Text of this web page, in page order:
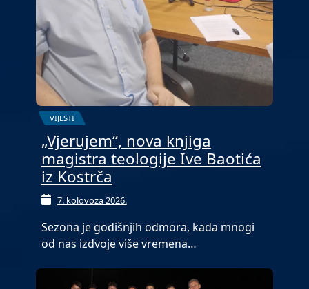
VIJESTI
„Vjerujem“, nova knjiga
magistra teologije Ive Baotića
iz Kostrča
7. kolovoza 2026.
Sezona je godišnjih odmora, kada mnogi
od nas izdvoje više vremena…